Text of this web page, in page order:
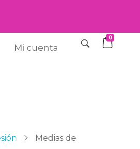
Mi cuenta
0
Medias de